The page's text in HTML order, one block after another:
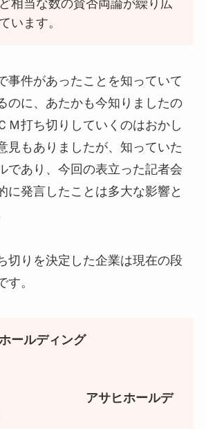
相当な数の賛否両論が繰り広
います。
事件があったことを知っていて
のに、あたかも今知りましたの
Ｍ打ち切りしていくのはおかし
見もありましたが、知っていた
であり、今回の表立った記者会
に発言したことは多大な影響と
切りを決定した企業は現在の段
す。
ールディング
ヒホールデ